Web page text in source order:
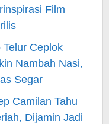
Film
Ceplok
Nambah Nasi,
Segar
Camilan Tahu
Dijamin Jadi